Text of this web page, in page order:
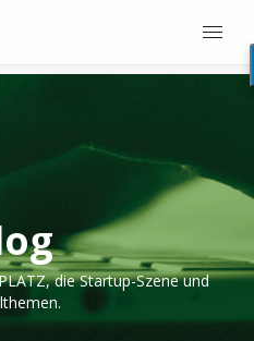
die Startup-Szene und